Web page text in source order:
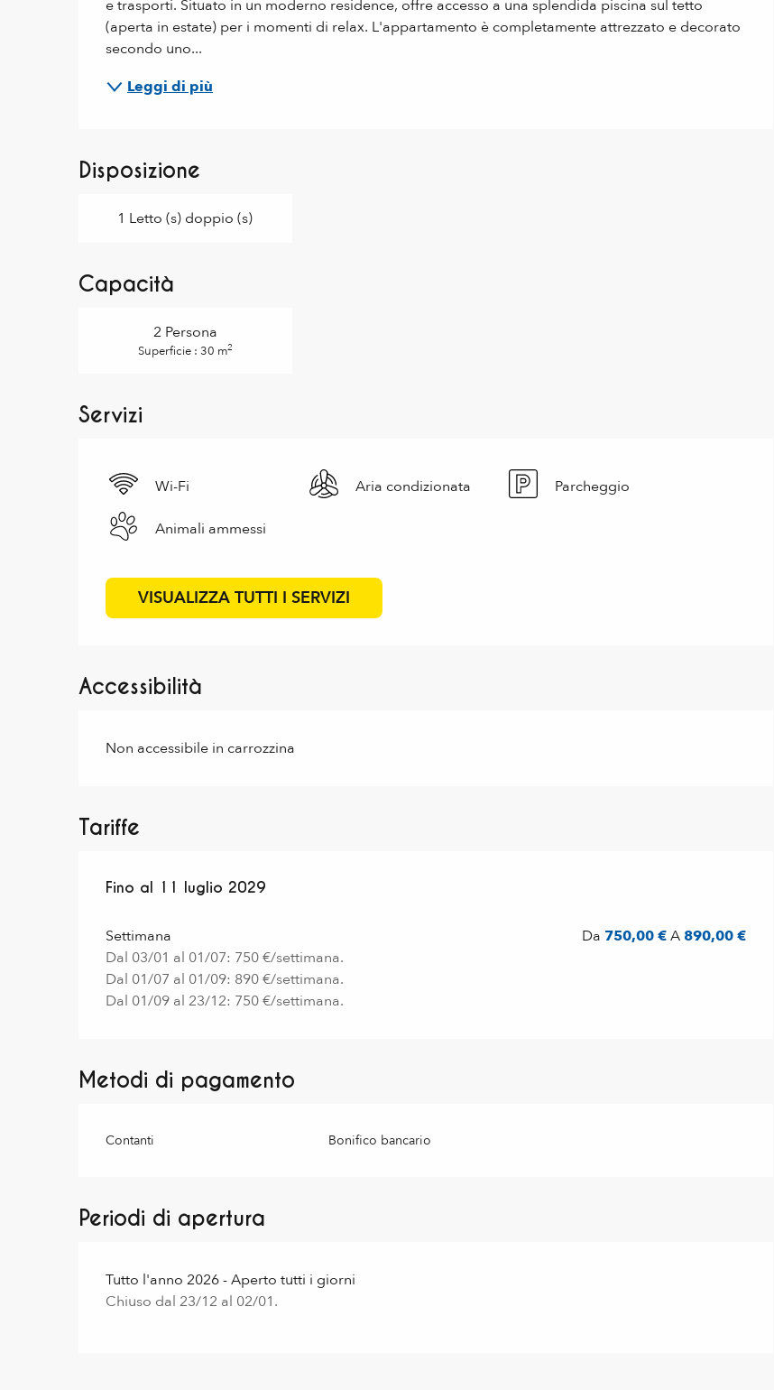
e trasporti. Situato in un moderno residence, offre accesso a una splendida piscina sul tetto
(aperta in estate) per i momenti di relax. L'appartamento è completamente attrezzato e decorato
secondo uno...
Leggi di più
Disposizione
1 Letto (s) doppio (s)
Capacità
2 Persona
Superficie : 30 m2
Servizi
Wi-Fi Aria condizionata Parcheggio
Animali ammessi
VISUALIZZA TUTTI I SERVIZI
Accessibilità
Non accessibile in carrozzina
Tariffe
Dal1 gennaio 2025al
Fino al 11 luglio 2029
Settimana
Dal 03/01 al 01/07: 750 €/settimana.
Dal 01/07 al 01/09: 890 €/settimana.
Dal 01/09 al 23/12: 750 €/settimana.
Da 750,00 €A 890,00 €
Metodi di pagamento
Contanti Bonifico bancario
Periodi di apertura
Tutto l'anno 2026 - Aperto tutti i giorni
Chiuso dal 23/12 al 02/01.